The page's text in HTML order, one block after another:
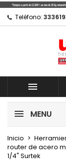
Teléfono:

MENU
Inicio
router de acero
1/4" Surtek
Mi lista
Crear
Crear
Nombre de
Iniciar
Debe iniciar
lista de